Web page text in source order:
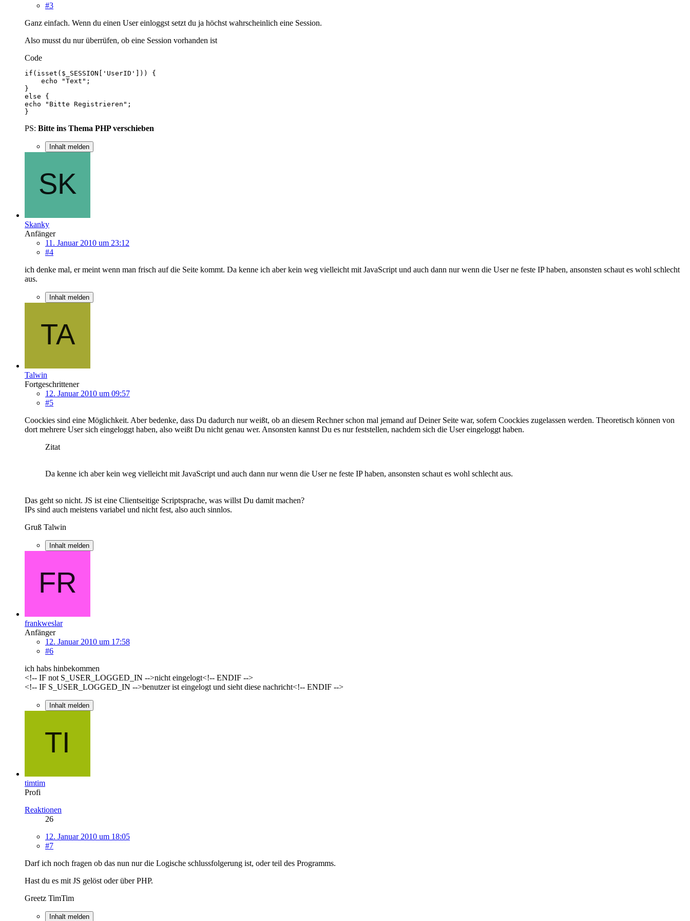
#3
Ganz einfach. Wenn du einen User einloggst setzt du ja höchst wahrscheinlich eine Session.
Also musst du nur überrüfen, ob eine Session vorhanden ist
Code
}
PS: Bitte ins Thema PHP verschieben
Inhalt melden
Skanky
Anfänger
11. Januar 2010 um 23:12
#4
ich denke mal, er meint wenn man frisch auf die Seite kommt. Da kenne ich aber kein weg vielleicht mit JavaScript und auch dann nur wenn die User ne feste IP haben, ansonsten schaut es wohl schlecht
aus.
Inhalt melden
Talwin
Fortgeschrittener
12. Januar 2010 um 09:57
#5
Coockies sind eine Möglichkeit. Aber bedenke, dass Du dadurch nur weißt, ob an diesem Rechner schon mal jemand auf Deiner Seite war, sofern Coockies zugelassen werden. Theoretisch können von
dort mehrere User sich eingeloggt haben, also weißt Du nicht genau wer. Ansonsten kannst Du es nur feststellen, nachdem sich die User eingeloggt haben.
Zitat
Da kenne ich aber kein weg vielleicht mit JavaScript und auch dann nur wenn die User ne feste IP haben, ansonsten schaut es wohl schlecht aus.
Das geht so nicht. JS ist eine Clientseitige Scriptsprache, was willst Du damit machen?
IPs sind auch meistens variabel und nicht fest, also auch sinnlos.
Gruß Talwin
Inhalt melden
frankweslar
Anfänger
12. Januar 2010 um 17:58
#6
ich habs hinbekommen
<!-- IF not S_USER_LOGGED_IN -->nicht eingelogt<!-- ENDIF -->
<!-- IF S_USER_LOGGED_IN -->benutzer ist eingelogt und sieht diese nachricht<!-- ENDIF -->
Inhalt melden
timtim
Profi
Reaktionen
26
12. Januar 2010 um 18:05
#7
Darf ich noch fragen ob das nun nur die Logische schlussfolgerung ist, oder teil des Programms.
Hast du es mit JS gelöst oder über PHP.
Greetz TimTim
Inhalt melden